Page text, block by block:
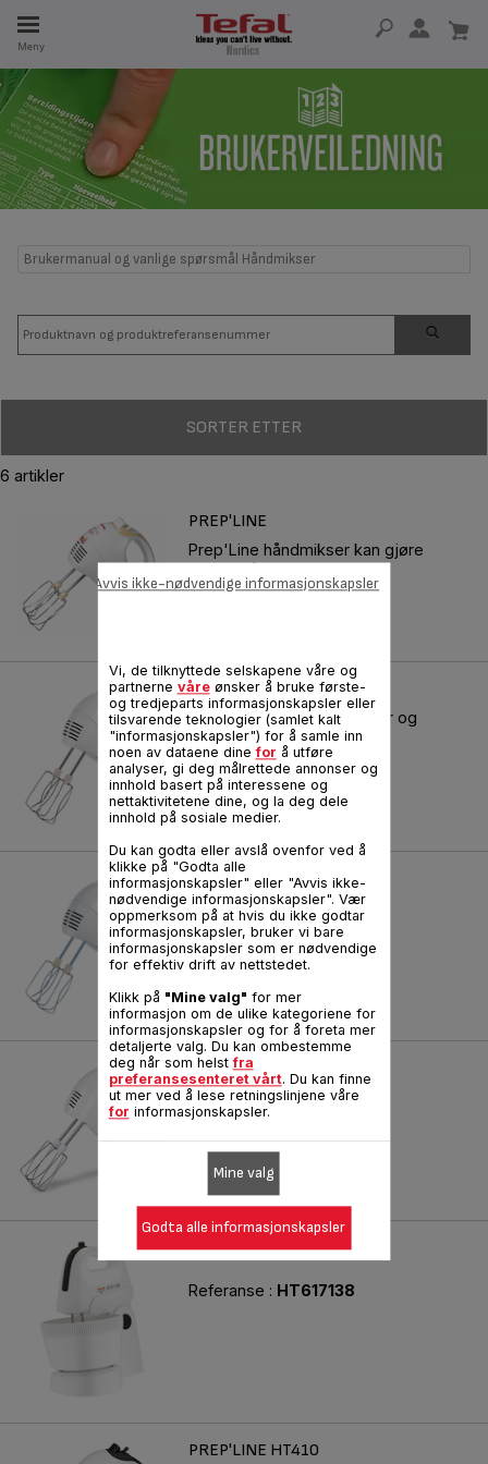
Meny
ÅR
Brukermanual og vanlige spørsmål Håndmikser
SORTER ETTER
6 artikler
PREP'LINE
Prep'Line håndmikser kan gjøre
nesten alt.
PREP'LINE
Oppvaskmaskinsikre visper og
kroker.
Referanse :HT410133
PREP'LINE
Alltid utmerkede resultater!
Referanse :HT411133
PREP'LINE
Din beste bakepartner!
POWERMIX
Referanse : HT617138
PREP'LINE HT410
Vi, de tilknyttede selskapene våre og
partnerne våreønsker å bruke første-
og tredjeparts informasjonskapsler eller
tilsvarende teknologier (samlet kalt
"informasjonskapsler") for å samle inn
noen av dataene dinefor å utføre
analyser, gi deg målrettede annonser og
innhold basert på interessene og
nettaktivitetene dine, og la deg dele
innhold på sosiale medier.
Du kan godta eller avslå ovenfor ved å
klikke på "Godta alle
informasjonskapsler" eller "Avvis ikke-
nødvendige informasjonskapsler". Vær
oppmerksom på at hvis du ikke godtar
informasjonskapsler, bruker vi bare
informasjonskapsler som er nødvendige
for effektiv drift av nettstedet.
Klikk på "Mine valg" for mer
informasjon om de ulike kategoriene for
informasjonskapsler og for å foreta mer
detaljerte valg. Du kan ombestemme
deg når som helstfra
preferansesenteret vårt. Du kan finne
ut mer ved å lese retningslinjene våre
for informasjonskapsler.
Avvis ikke-nødvendige informasjonskapsler
Mine valg
Godta alle informasjonskapsler